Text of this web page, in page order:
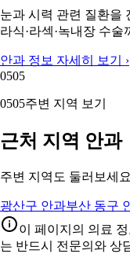
눈과 시력 관련 질환을
라식·라섹·녹내장 수술
안과 정보 자세히 보기 ›
0505
0505주변 지역 보기
근처 지역 안과
주변 지역도 둘러보세요
광산구 안과부산 동구
이 페이지의 의료
는 반드시 전문의와 상